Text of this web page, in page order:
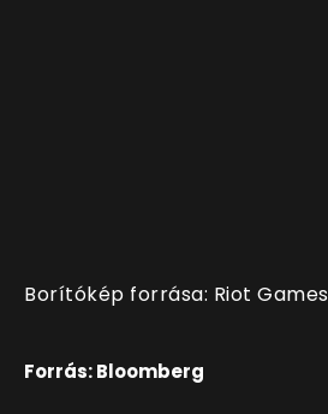
Borítókép forrása: Riot Games
Forrás: Bloomberg